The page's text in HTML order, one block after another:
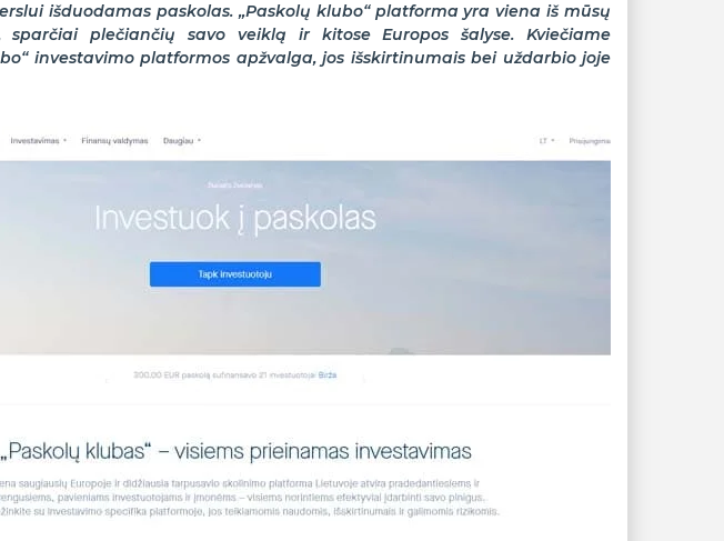
išduodamas paskolas. „Paskolų klubo“ platforma yra viena iš mūsų
sparčiai plečiančių savo veiklą ir kitose Europos šalyse. Kviečiame
investavimo platformos apžvalga, jos išskirtinumais bei uždarbio joje